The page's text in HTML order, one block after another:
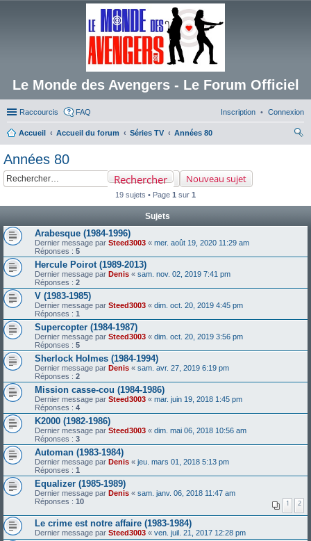
Le Monde des Avengers - Le Forum Officiel
Raccourcis FAQ Connexion
Inscription
Accueil Accueil du forum Séries TV
Années 80
Années 80
Nouveau sujet
Rechercher
19 sujets • Page 1 sur 1
Sujets
Arabesque (1984-1996)
Dernier message par Steed3003 « mer. août 19, 2020 11:29 am
Réponses : 5
Hercule Poirot (1989-2013)
Dernier message par Denis « sam. nov. 02, 2019 7:41 pm
Réponses : 2
V (1983-1985)
Dernier message par Steed3003 « dim. oct. 20, 2019 4:45 pm
Réponses : 1
Supercopter (1984-1987)
Dernier message par Steed3003 « dim. oct. 20, 2019 3:56 pm
Réponses : 5
Sherlock Holmes (1984-1994)
Dernier message par Denis « sam. avr. 27, 2019 6:19 pm
Réponses : 2
Mission casse-cou (1984-1986)
Dernier message par Steed3003 « mar. juin 19, 2018 1:45 pm
Réponses : 4
K2000 (1982-1986)
Dernier message par Steed3003 « dim. mai 06, 2018 10:56 am
Réponses : 3
Automan (1983-1984)
Dernier message par Denis « jeu. mars 01, 2018 5:13 pm
Réponses : 1
Equalizer (1985-1989)
Dernier message par Denis « sam. janv. 06, 2018 11:47 am
Réponses : 10 1 2
Le crime est notre affaire (1983-1984)
Dernier message par Steed3003 « ven. juil. 21, 2017 12:28 pm